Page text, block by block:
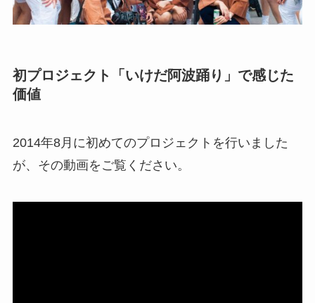
初プロジェクト「いけだ阿波踊り」で感じた
価値
2014年8月に初めてのプロジェクトを行いました
が、その動画をご覧ください。